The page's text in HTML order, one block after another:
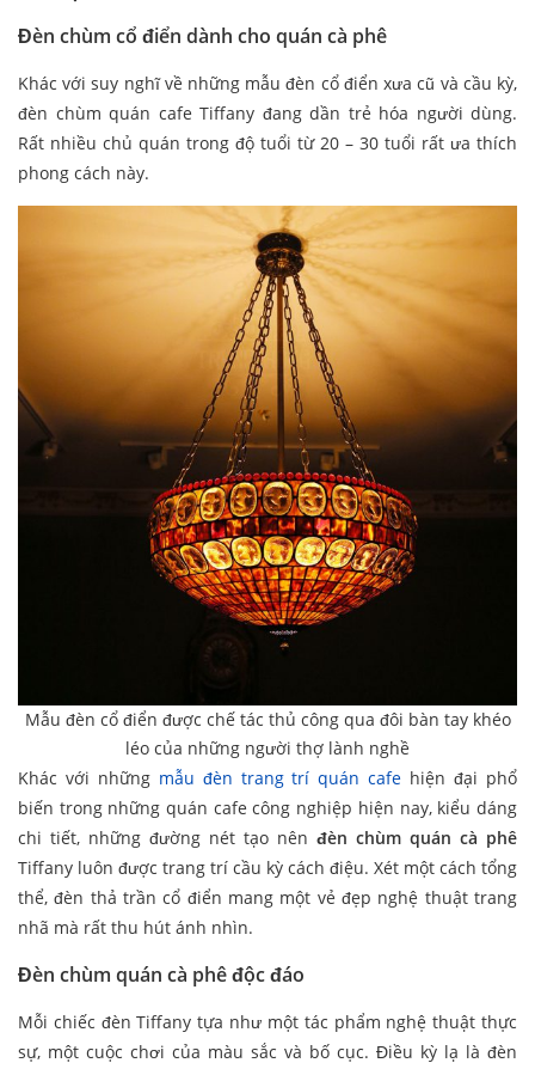
Đèn chùm cổ điển dành cho quán cà phê
Khác với suy nghĩ về những mẫu đèn cổ điển xưa cũ và cầu kỳ,
đèn chùm quán cafe Tiffany đang dần trẻ hóa người dùng.
Rất nhiều chủ quán trong độ tuổi từ 20 – 30 tuổi rất ưa thích
phong cách này.
Mẫu đèn cổ điển được chế tác thủ công qua đôi bàn tay khéo
léo của những người thợ lành nghề
Khác với những mẫu đèn trang trí quán cafe hiện đại phổ
biến trong những quán cafe công nghiệp hiện nay, kiểu dáng
chi tiết, những đường nét tạo nên đèn chùm quán cà phê
Tiffany luôn được trang trí cầu kỳ cách điệu. Xét một cách tổng
thể, đèn thả trần cổ điển mang một vẻ đẹp nghệ thuật trang
nhã mà rất thu hút ánh nhìn.
Đèn chùm quán cà phê độc đáo
Mỗi chiếc đèn Tiffany tựa như một tác phẩm nghệ thuật thực
sự, một cuộc chơi của màu sắc và bố cục. Điều kỳ lạ là đèn